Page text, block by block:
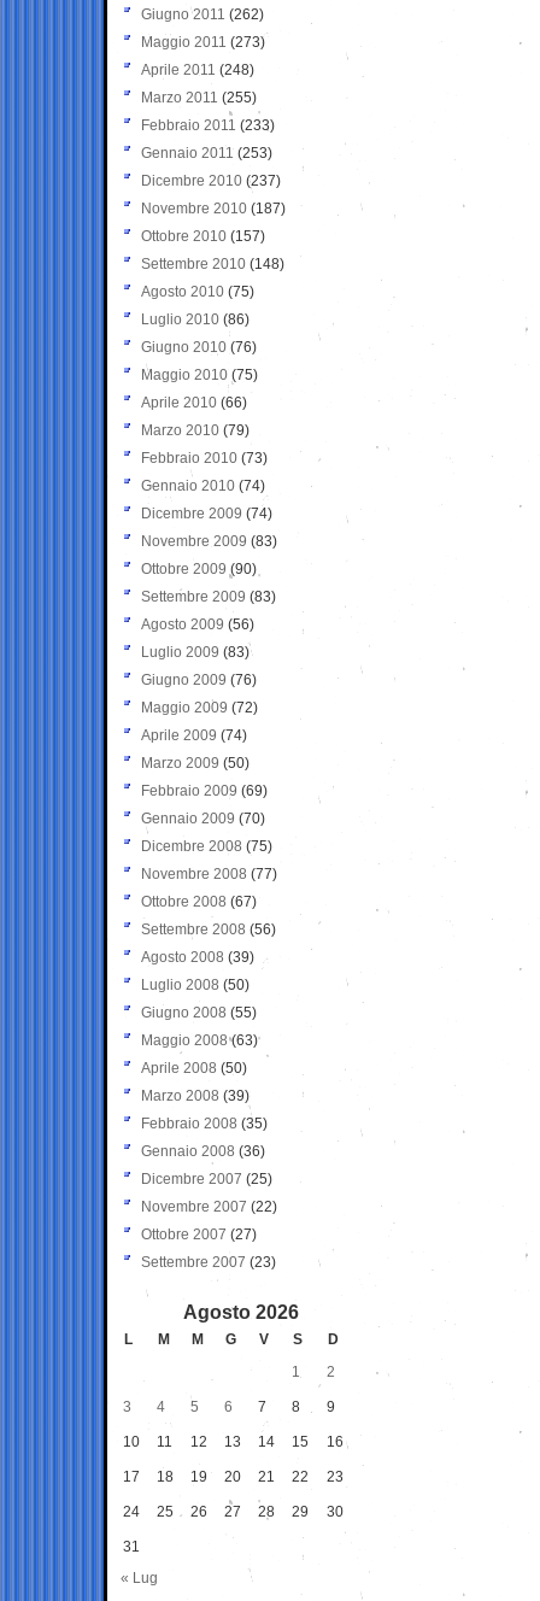
Giugno 2011 (262)
Maggio 2011 (273)
Aprile 2011 (248)
Marzo 2011 (255)
Febbraio 2011 (233)
Gennaio 2011 (253)
Dicembre 2010 (237)
Novembre 2010 (187)
Ottobre 2010 (157)
Settembre 2010 (148)
Agosto 2010 (75)
Luglio 2010 (86)
Giugno 2010 (76)
Maggio 2010 (75)
Aprile 2010 (66)
Marzo 2010 (79)
Febbraio 2010 (73)
Gennaio 2010 (74)
Dicembre 2009 (74)
Novembre 2009 (83)
Ottobre 2009 (90)
Settembre 2009 (83)
Agosto 2009 (56)
Luglio 2009 (83)
Giugno 2009 (76)
Maggio 2009 (72)
Aprile 2009 (74)
Marzo 2009 (50)
Febbraio 2009 (69)
Gennaio 2009 (70)
Dicembre 2008 (75)
Novembre 2008 (77)
Ottobre 2008 (67)
Settembre 2008 (56)
Agosto 2008 (39)
Luglio 2008 (50)
Giugno 2008 (55)
Maggio 2008(63)
Aprile 2008 (50)
Marzo 2008 (39)
Febbraio 2008 (35)
Gennaio 2008 (36)
Dicembre 2007 (25)
Novembre 2007 (22)
Ottobre 2007 (27)
Settembre 2007 (23)
Agosto 2026
L M M G V S
D
1
2
3 4 5 6 7 8 9
10 11 12 13 14 15 16
17 18 19 20 21 22 23
24 25 26 27 28 29 30
31
« Lug